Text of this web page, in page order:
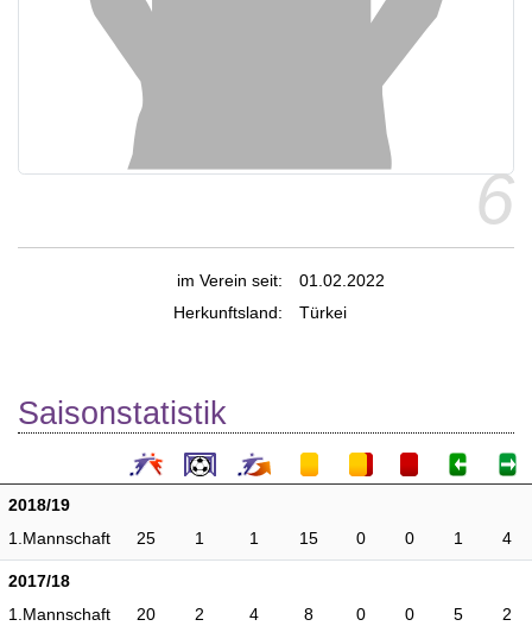
6
im Verein seit:
01.02.2022
Herkunftsland:
Türkei
Saisonstatistik
2018/19
1.Mannschaft
25 1 1 15 0 0 1 4
2017/18
1.Mannschaft
20 2 4 8 0 0 5 2